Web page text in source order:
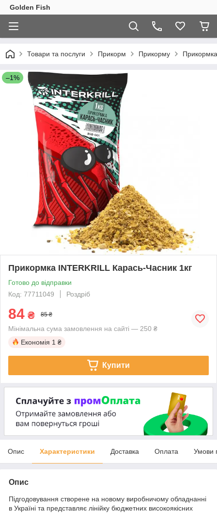
Golden Fish
Товари та послуги Прикорм Прикорму
–1%
Прикормка INTERKRILL Карась-Часник 1кг
Готово до відправки
Код: 77711049
Роздріб
84 ₴ 85 ₴
Мінімальна сума замовлення на сайті — 250 ₴
Економія 1 ₴
Купити
Опис Характеристики Доставка Оплата Умови
Опис
Підгодовування створене на новому виробничому обладнанні
в Україні та представляє лінійку бюджетних високоякісних